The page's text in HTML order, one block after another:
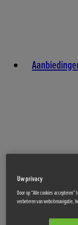
Uw privacy
Door op “Alle cookies
verbeteren van websitenavigatie,